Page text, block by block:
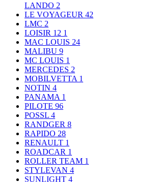
LANDO 2
LE VOYAGEUR 42
LMC 2
LOISIR 12 1
MAC LOUIS 24
MALIBU 9
MC LOUIS 1
MERCEDES 2
MOBILVETTA 1
NOTIN 4
PANAMA 1
PILOTE 96
POSSL 4
RANDGER 8
RAPIDO 28
RENAULT 1
ROADCAR 1
ROLLER TEAM 1
STYLEVAN 4
SUNLIGHT 4